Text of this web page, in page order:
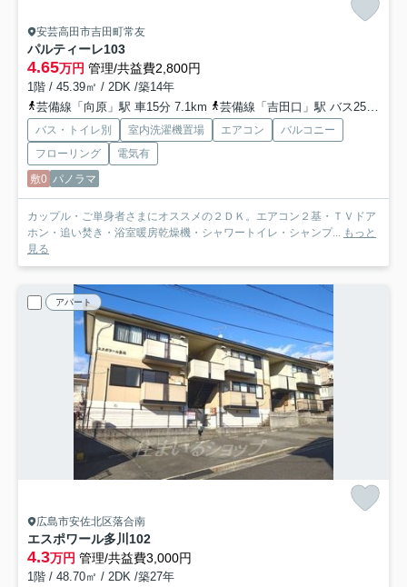
安芸高田市吉田町常友
パルティーレ103
4.65万円 管理/共益費2,800円
1階 / 45.39㎡ / 2DK /築14年
芸備線「向原」駅 車15分 7.1km
芸備線「吉田口」駅 バス25分 備北交通「青迫バス停」 停歩4分
バス・トイレ別 室内洗濯機置場 エアコン
バルコニー
フローリング
電気有
敷0 パノラマ
カップル・ご単身者さまにオススメの２ＤＫ。エアコン２基・ＴＶドア
ホン・追い焚き・浴室暖房乾燥機・シャワートイレ・シャンプ...
もっと
見る
アパート
広島市安佐北区落合南
エスポワール多川 102
4.3万円 管理/共益費3,000円
1階 / 48.70㎡ / 2DK /築27年